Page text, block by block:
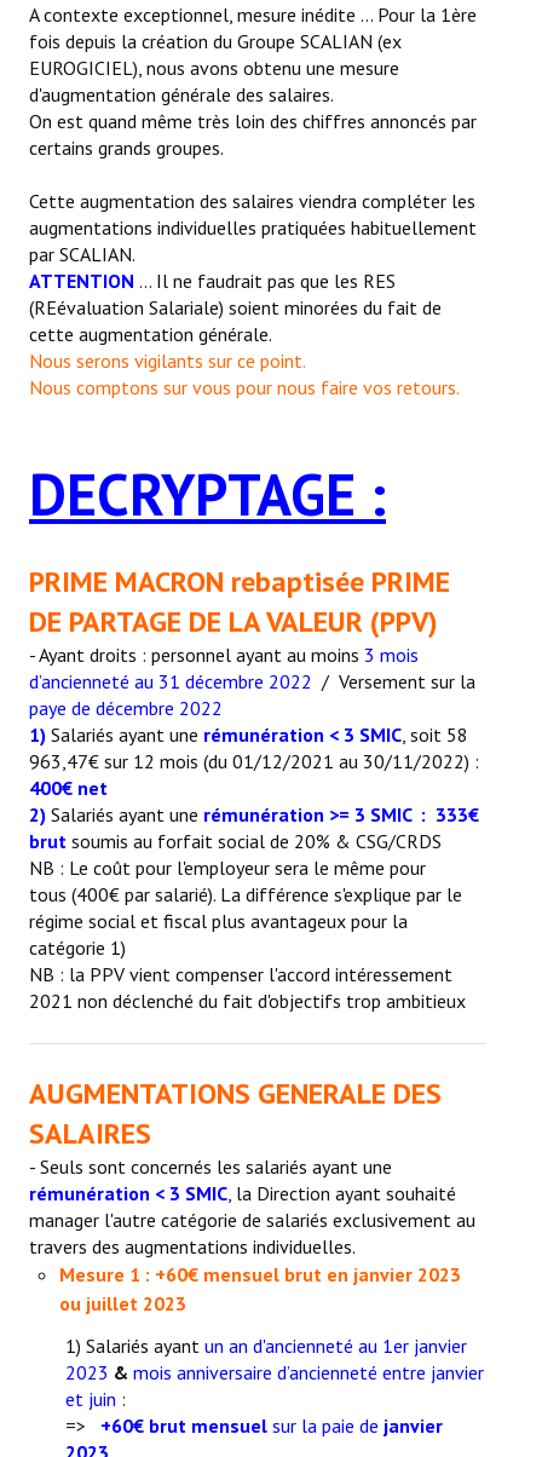
A contexte exceptionnel, mesure inédite ... Pour la 1ère
fois depuis la création du Groupe SCALIAN (ex
EUROGICIEL), nous avons obtenu une mesure
d'augmentation générale des salaires.
On est quand même très loin des chiffres annoncés par
certains grands groupes.
Cette augmentation des salaires viendra compléter les
augmentations individuelles pratiquées habituellement
par SCALIAN.
ATTENTION ... Il ne faudrait pas que les RES
(REévaluation Salariale) soient minorées du fait de
cette augmentation générale.
Nous serons vigilants sur ce point.
Nous comptons sur vous pour nous faire vos retours.
DECRYPTAGE :
PRIME MACRON rebaptisée PRIME
DE PARTAGE DE LA VALEUR (PPV)
- Ayant droits : personnel ayant au moins 3 mois
d’ancienneté au 31 décembre 2022 / Versement sur la
paye de décembre 2022
1) Salariés ayant une rémunération < 3 SMIC , soit 58
963,47€ sur 12 mois (du 01/12/2021 au 30/11/2022) :
400€ net
2) Salariés ayant une rémunération >= 3 SMIC : 333€
brut soumis au forfait social de 20% & CSG/CRDS
NB : Le coût pour l'employeur sera le même pour
tous (400€ par salarié). La différence s'explique par le
régime social et fiscal plus avantageux pour la
catégorie 1)
NB : la PPV vient compenser l'accord intéressement
2021 non déclenché du fait d'objectifs trop ambitieux
AUGMENTATIONS GENERALE DES
SALAIRES
- Seuls sont concernés les salariés ayant une
rémunération < 3 SMIC , la Direction ayant souhaité
manager l'autre catégorie de salariés exclusivement au
travers des augmentations individuelles.
Mesure 1 : +60€ mensuel brut en janvier 2023
ou juillet 2023
1) Salariés ayant un an d'ancienneté au 1er janvier
2023 & mois anniversaire d’ancienneté entre janvier
et juin :
=> +60€ brut mensuel sur la paie de janvier
2023